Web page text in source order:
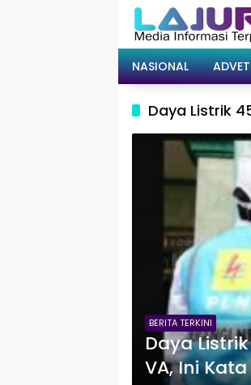
NASIONAL
Daya Listrik
BERITA TERKINI
Daya
VA, Ini Kata